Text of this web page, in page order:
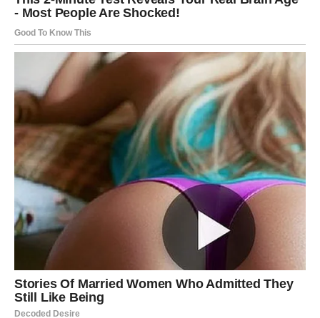
Prvo pečenje
Stavite pleh u rernu i pecite
služi da se baza stegne i dobije blagu zlatnu boju.
Dodavanje dodataka
Dodavanje sira i paradajza
Nakon što baza završi početno pečenje, izvadite je
iz rerne.
Preko baze rasporedite narendanisiri seckani
paradajz
po želji.
Vratite pizzu u rernu i pecite još15 minuta
se sir ne otopi i ne dobije zlatno-smeđu boju.
Serviranje
Pizza od krompira je savršena kao glavno jelo ili užina.